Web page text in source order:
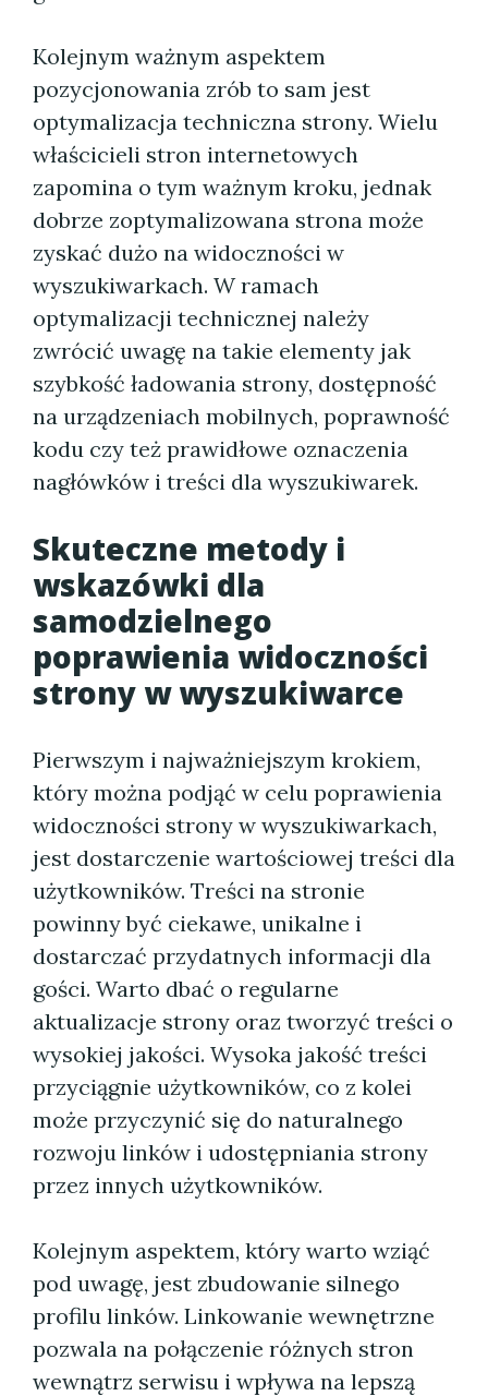
Kolejnym ważnym aspektem
pozycjonowania zrób to sam jest
optymalizacja techniczna strony. Wielu
właścicieli stron internetowych
zapomina o tym ważnym kroku, jednak
dobrze zoptymalizowana strona może
zyskać dużo na widoczności w
wyszukiwarkach. W ramach
optymalizacji technicznej należy
zwrócić uwagę na takie elementy jak
szybkość ładowania strony, dostępność
na urządzeniach mobilnych, poprawność
kodu czy też prawidłowe oznaczenia
nagłówków i treści dla wyszukiwarek.
Skuteczne metody i
wskazówki dla
samodzielnego
poprawienia widoczności
strony w wyszukiwarce
Pierwszym i najważniejszym krokiem,
który można podjąć w celu poprawienia
widoczności strony w wyszukiwarkach,
jest dostarczenie wartościowej treści dla
użytkowników. Treści na stronie
powinny być ciekawe, unikalne i
dostarczać przydatnych informacji dla
gości. Warto dbać o regularne
aktualizacje strony oraz tworzyć treści o
wysokiej jakości. Wysoka jakość treści
przyciągnie użytkowników, co z kolei
może przyczynić się do naturalnego
rozwoju linków i udostępniania strony
przez innych użytkowników.
Kolejnym aspektem, który warto wziąć
pod uwagę, jest zbudowanie silnego
profilu linków. Linkowanie wewnętrzne
pozwala na połączenie różnych stron
wewnątrz serwisu i wpływa na lepszą